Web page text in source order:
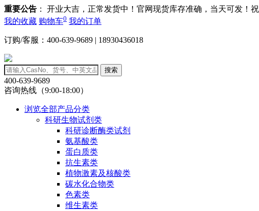
重要公告 ： 开业大吉，正常发货中！官网现货库存准确，当天可发！
我的收藏 购物车0 我的订单
订购/客服：400-639-9689 | 18930436018
搜索
400-639-9689
咨询热线（9:00-18:00）
浏览全部产品分类
科研生物试剂类
科研诊断酶类试剂
氨基酸类
蛋白质类
抗生素类
植物激素及核酸类
碳水化合物类
色素类
维生素类